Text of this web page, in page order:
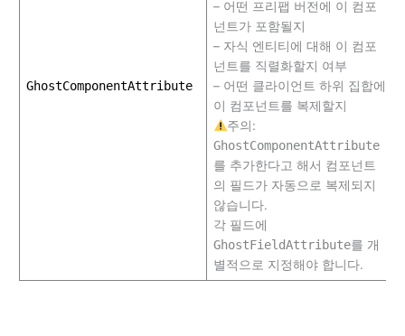
GhostComponentAttribute
– 어떤 프리팹 버전에 이 컴포
넌트가 포함될지
– 자식 엔티티에 대해 이 컴포
넌트를 직렬화할지 여부
– 어떤 클라이언트 하위 집합에
이 컴포넌트를 복제할지
주의:
GhostComponentAttribute
를 추가한다고 해서 컴포넌트
의 필드가 자동으로 복제되지
않습니다.
각 필드에
GhostFieldAttribute를 개
별적으로 지정해야 합니다.